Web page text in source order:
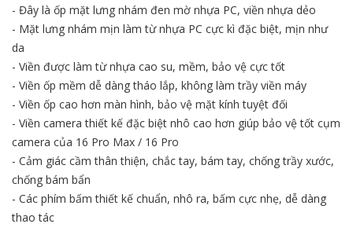
- Đây là ốp mặt lưng nhám đen mờ nhựa PC, viền nhựa dẻo
- Mặt lưng nhám mịn làm từ nhựa PC cực kì đặc biệt, mịn như
da
- Viền được làm từ nhựa cao su, mềm, bảo vệ cực tốt
- Viền ốp mềm dễ dàng tháo lắp, không làm trầy viền máy
- Viền ốp cao hơn màn hình, bảo vệ mặt kính tuyệt đối
- Viền camera thiết kế đặc biệt nhô cao hơn giúp bảo vệ tốt cụm
camera của 16 Pro Max / 16 Pro
- Cảm giác cầm thân thiện, chắc tay, bám tay, chống trầy xước,
chống bám bẩn
- Các phím bấm thiết kế chuẩn, nhô ra, bấm cực nhẹ, dễ dàng
thao tác